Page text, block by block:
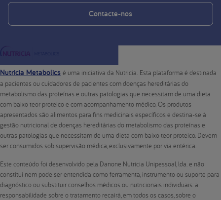
Contacte-nos
Nutricia Metabolics é uma iniciativa da Nutricia. Esta plataforma é destinada
a pacientes ou cuidadores de pacientes com doenças hereditárias do
metabolismo das proteínas e outras patologias que necessitam de uma dieta
com baixo teor proteico e com acompanhamento médico. Os produtos
apresentados são alimentos para fins medicinais específicos e destina-se à
gestão nutricional de doenças hereditárias do metabolismo das proteínas e
outras patologias que necessitam de uma dieta com baixo teor proteico. Devem
ser consumidos sob supervisão médica, exclusivamente por via entérica.
Este conteúdo foi desenvolvido pela Danone Nutricia Unipessoal, lda. e não
constitui nem pode ser entendida como ferramenta, instrumento ou suporte para
diagnóstico ou substituir conselhos médicos ou nutricionais individuais: a
responsabilidade sobre o tratamento recairá, em todos os casos, sobre o